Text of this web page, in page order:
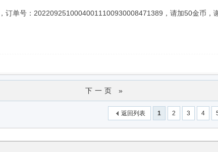
单号：20220925100040011100930008471389，请加50金币，
下一页 »
1 2 3 4
返回列表